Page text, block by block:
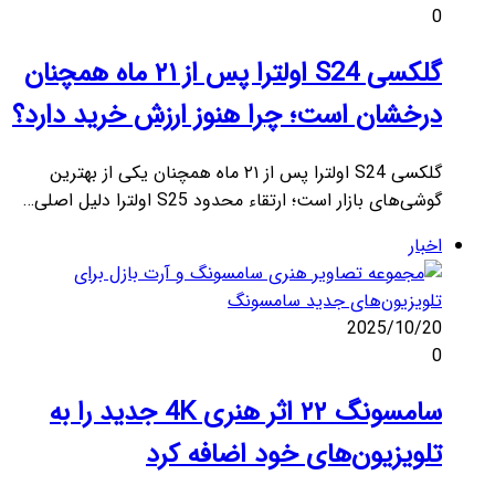
0
گلکسی S24 اولترا پس از ۲۱ ماه همچنان
درخشان است؛ چرا هنوز ارزش خرید دارد؟
گلکسی S24 اولترا پس از ۲۱ ماه همچنان یکی از بهترین
گوشی‌های بازار است؛ ارتقاء محدود S25 اولترا دلیل اصلی…
اخبار
2025/10/20
0
سامسونگ ۲۲ اثر هنری 4K جدید را به
تلویزیون‌های خود اضافه کرد